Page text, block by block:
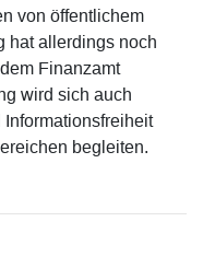
von öffentlichem
hat allerdings noch
Finanzamt
wird sich auch
begleiten.